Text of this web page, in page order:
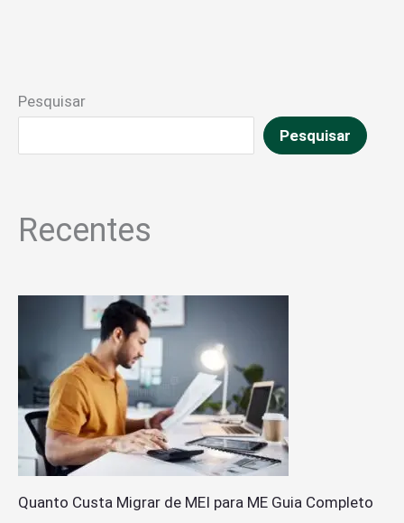
Pesquisar
Pesquisar
Recentes
Quanto Custa Migrar de MEI para ME Guia Completo